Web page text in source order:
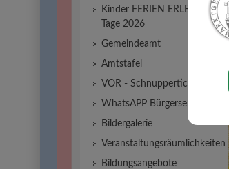
Kinder FERIEN ERLEBNIS
Tage 2026
Gemeindeamt
Amtstafel
VOR - Schnupperticket
WhatsAPP Bürgerservice
Bildergalerie
Veranstaltungsräumlichkeiten
Bildungsangebote